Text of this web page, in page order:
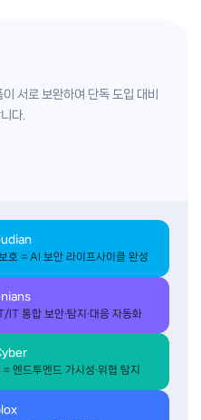
서로 보완하여 단독 도입 대비
다.
호 = AI 보안 라이프사이클 완성
통합 보안·탐지·대응 자동화
엔드투엔드 가시성·위협 탐지